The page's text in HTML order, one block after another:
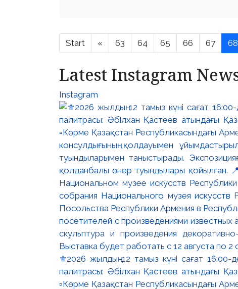
Start « 63 64 65 66 67 68
Latest Instagram
Instagram
⚜️2026 жылдың 12 тамыз күні сағат 16:00-
палитрасы: Әбілхан Қастеев атындағы
▫️Көрме Қазақстан Республикасындағы